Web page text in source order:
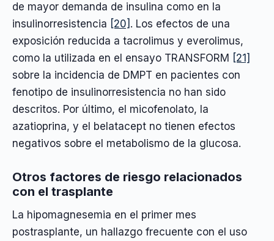
de mayor demanda de insulina como en la
insulinorresistencia [20] . Los efectos de una
exposición reducida a tacrolimus y everolimus,
como la utilizada en el ensayo TRANSFORM [21]
sobre la incidencia de DMPT en pacientes con
fenotipo de insulinorresistencia no han sido
descritos. Por último, el micofenolato, la
azatioprina, y el belatacept no tienen efectos
negativos sobre el metabolismo de la glucosa.
Otros factores de riesgo relacionados
con el trasplante
La hipomagnesemia en el primer mes
postrasplante, un hallazgo frecuente con el uso